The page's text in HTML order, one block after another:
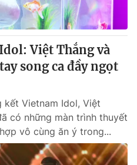
Việt Thắng và
song ca đầy ngọt
kết Vietnam Idol, Việt
có những màn trình thuyết
vô cùng ăn ý trong...